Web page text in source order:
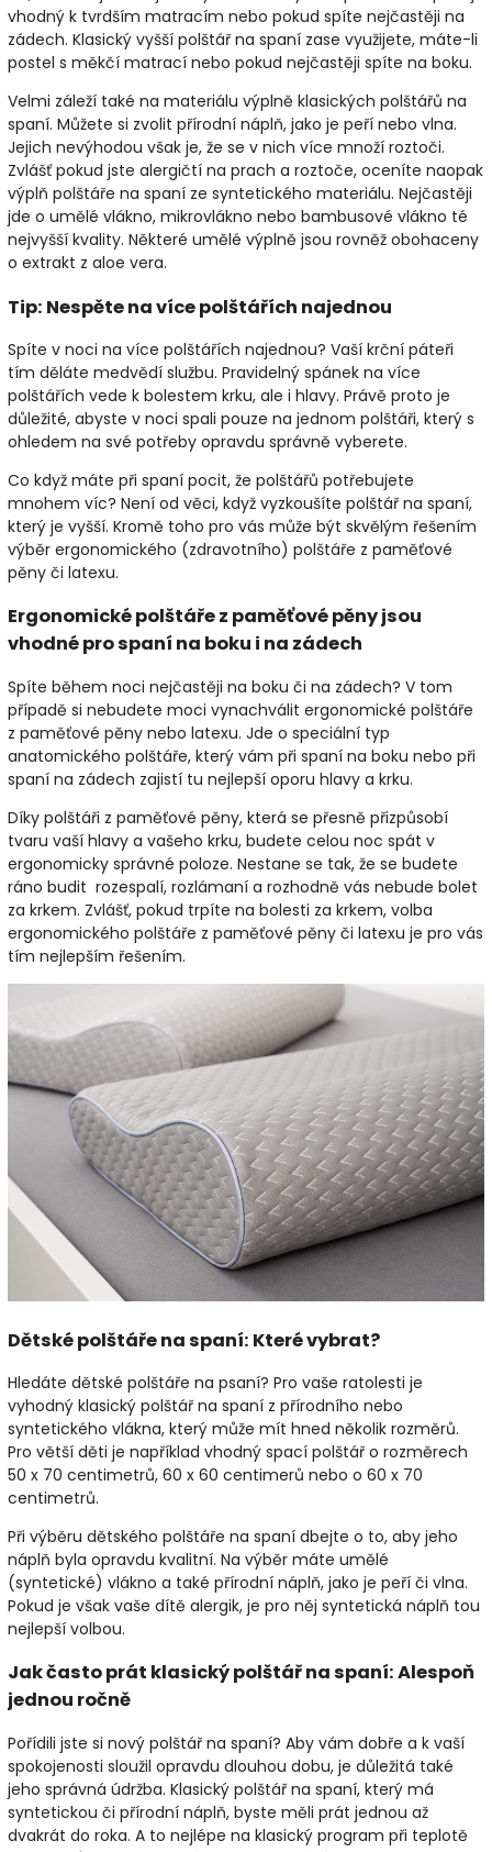
vhodný k tvrdším matracím nebo pokud spíte nejčastěji na
zádech. Klasický vyšší polštář na spaní zase využijete, máte-li
postel s měkčí matrací nebo pokud nejčastěji spíte na boku.
Velmi záleží také na materiálu výplně klasických polštářů na
spaní. Můžete si zvolit přírodní náplň, jako je peří nebo vlna.
Jejich nevýhodou však je, že se v nich více množí roztoči.
Zvlášť pokud jste alergičtí na prach a roztoče, oceníte naopak
výplň polštáře na spaní ze syntetického materiálu. Nejčastěji
jde o umělé vlákno, mikrovlákno nebo bambusové vlákno té
nejvyšší kvality. Některé umělé výplně jsou rovněž obohaceny
o extrakt z aloe vera.
Tip: Nespěte na více polštářích najednou
Spíte v noci na více polštářích najednou? Vaší krční páteři
tím děláte medvědí službu. Pravidelný spánek na více
polštářích vede k bolestem krku, ale i hlavy. Právě proto je
důležité, abyste v noci spali pouze na jednom polštáři, který s
ohledem na své potřeby opravdu správně vyberete.
Co když máte při spaní pocit, že polštářů potřebujete
mnohem víc? Není od věci, když vyzkoušíte polštář na spaní,
který je vyšší. Kromě toho pro vás může být skvělým řešením
výběr ergonomického (zdravotního) polštáře z paměťové
pěny či latexu.
Ergonomické polštáře z paměťové pěny jsou
vhodné pro spaní na boku i na zádech
Spíte během noci nejčastěji na boku či na zádech? V tom
případě si nebudete moci vynachválit ergonomické polštáře
z paměťové pěny nebo latexu. Jde o speciální typ
anatomického polštáře, který vám při spaní na boku nebo při
spaní na zádech zajistí tu nejlepší oporu hlavy a krku.
Díky polštáři z paměťové pěny, která se přesně přizpůsobí
tvaru vaší hlavy a vašeho krku, budete celou noc spát v
ergonomicky správné poloze. Nestane se tak, že se budete
ráno budit rozespalí, rozlámaní a rozhodně vás nebude bolet
za krkem. Zvlášť, pokud trpíte na bolesti za krkem, volba
ergonomického polštáře z paměťové pěny či latexu je pro vás
tím nejlepším řešením.
Dětské polštáře na spaní: Které vybrat?
Hledáte dětské polštáře na psaní? Pro vaše ratolesti je
vyhodný klasický polštář na spaní z přírodního nebo
syntetického vlákna, který může mít hned několik rozměrů.
Pro větší děti je například vhodný spací polštář o rozměrech
50 x 70 centimetrů, 60 x 60 centimerů nebo o 60 x 70
centimetrů.
Při výběru dětského polštáře na spaní dbejte o to, aby jeho
náplň byla opravdu kvalitní. Na výběr máte umělé
(syntetické) vlákno a také přírodní náplň, jako je peří či vlna.
Pokud je však vaše dítě alergik, je pro něj syntetická náplň tou
nejlepší volbou.
Jak často prát klasický polštář na spaní: Alespoň
jednou ročně
Pořídili jste si nový polštář na spaní? Aby vám dobře a k vaší
spokojenosti sloužil opravdu dlouhou dobu, je důležitá také
jeho správná údržba. Klasický polštář na spaní, který má
syntetickou či přírodní náplň, byste měli prát jednou až
dvakrát do roka. A to nejlépe na klasický program při teplotě